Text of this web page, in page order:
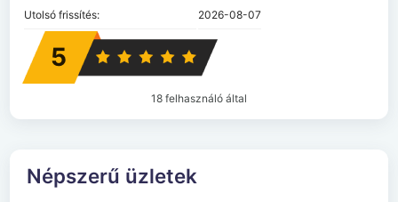
Utolsó frissítés: 2026-08-07
5
18 felhasználó által
Népszerű üzletek